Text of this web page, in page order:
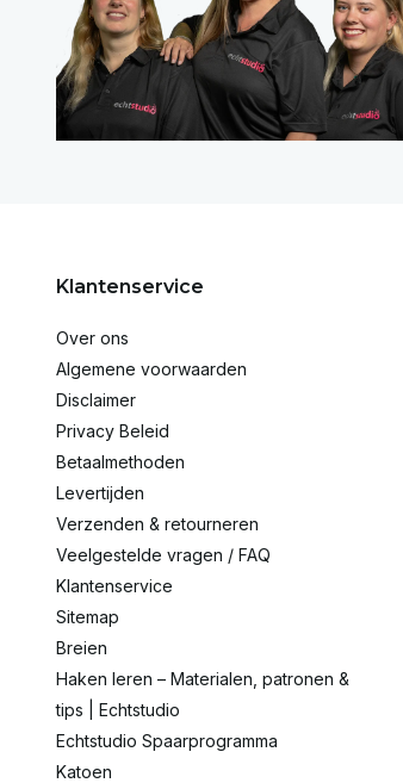
Klantenservice
Over ons
Algemene voorwaarden
Disclaimer
Privacy Beleid
Betaalmethoden
Levertijden
Verzenden & retourneren
Veelgestelde vragen / FAQ
Klantenservice
Sitemap
Breien
Haken leren – Materialen, patronen &
tips | Echtstudio
Echtstudio Spaarprogramma
Katoen